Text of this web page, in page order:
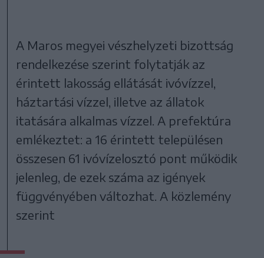
A Maros megyei vészhelyzeti bizottság
rendelkezése szerint folytatják az
érintett lakosság ellátását ivóvízzel,
háztartási vízzel, illetve az állatok
itatására alkalmas vízzel. A prefektúra
emlékeztet: a 16 érintett településen
összesen 61 ivóvízelosztó pont működik
jelenleg, de ezek száma az igények
függvényében változhat. A közlemény
szerint